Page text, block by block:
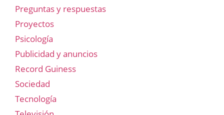
Preguntas y respuestas
Proyectos
Psicología
Publicidad y anuncios
Record Guiness
Sociedad
Tecnología